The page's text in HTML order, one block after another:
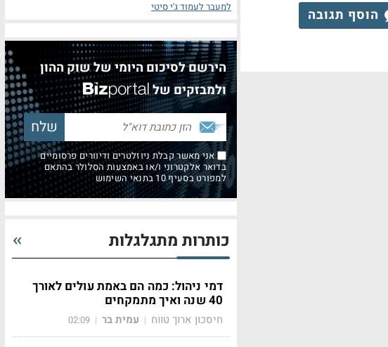
הוסף תגובה למעבר לעמוד ג'י סיטי
הירשם לסיכום היומי של שוק ההון
ולמבזקים של
אני מאשר קבלת ניוזלטרים ודיוורים פרסומיים
בדואר אלקטרוני ו/או באמצעות הסלולר בהתאם
למפורט בסעיף 10 בתנאי השימוש
כותרות מתגלגלות
דמי ניהול: כמה הם באמת עולים לאורך
40 שנה ואיך מתמקחים
חיסכון ארוך טווח | עמית בר |
02:09